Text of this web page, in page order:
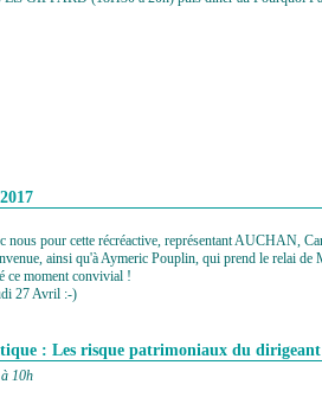
nous pour cette récréactive, représentant AUCHAN,
ainsi qu'à Aymeric Pouplin, qui prend le relai
ce moment convivial !
27 Avril :-)
: Les risque patrimoniaux du dirigeant
10h